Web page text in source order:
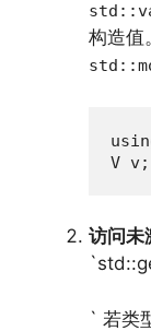
构造值
V v;
访问未
` 若类